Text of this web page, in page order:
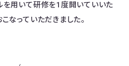
を用いて研修を1度開いていいた
なっていただきました。